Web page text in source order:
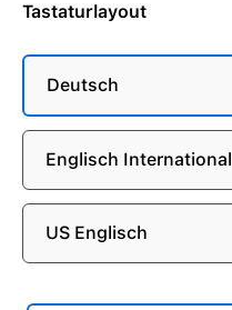
Tastaturlayout
Deutsch
Englisch International
US Englisch